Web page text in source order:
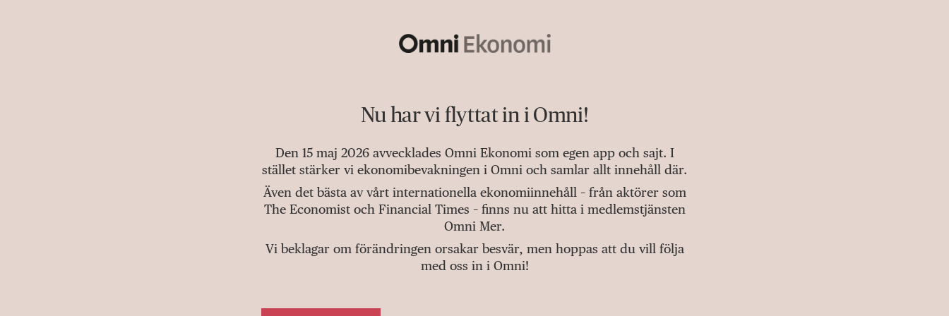
Nu har vi flyttat in i Omni!
Den 15 maj 2026 avvecklades Omni Ekonomi som egen app och sajt. I
stället stärker vi ekonomibevakningen i Omni och samlar allt innehåll där.
Även det bästa av vårt internationella ekonomiinnehåll – från aktörer som
The Economist och Financial Times – finns nu att hitta i medlemstjänsten
Omni Mer.
Vi beklagar om förändringen orsakar besvär, men hoppas att du vill följa
med oss in i Omni!